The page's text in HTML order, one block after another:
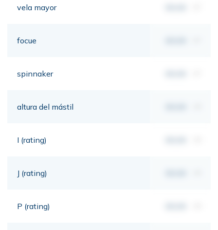
vela mayor
focue
spinnaker
altura del mástil
I (rating)
J (rating)
P (rating)